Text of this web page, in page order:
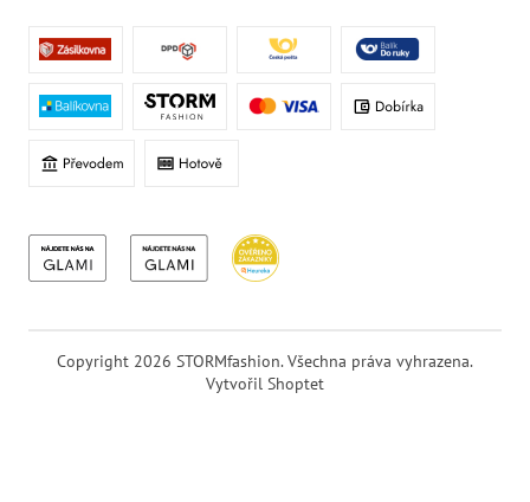
Vytvořil Shoptet
Copyright 2026 STORMfashion. Všechna práva vyhrazena.